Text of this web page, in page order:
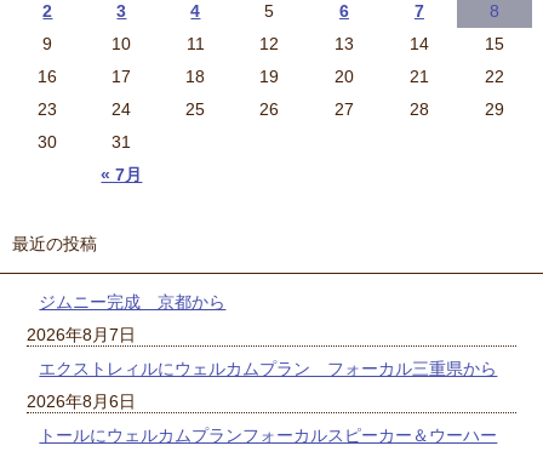
« 7月
2
3 4 5 6 7
8
9
10 11 12 13 14
15
16
17 18 19 20 21
22
23
24 25 26 27 28
29
30
31
最近の投稿
ジムニー完成 京都から
2026年8月7日
エクストレィルにウェルカムプラン フォーカル三重県から
2026年8月6日
トールにウェルカムプランフォーカルスピーカー＆ウーハー